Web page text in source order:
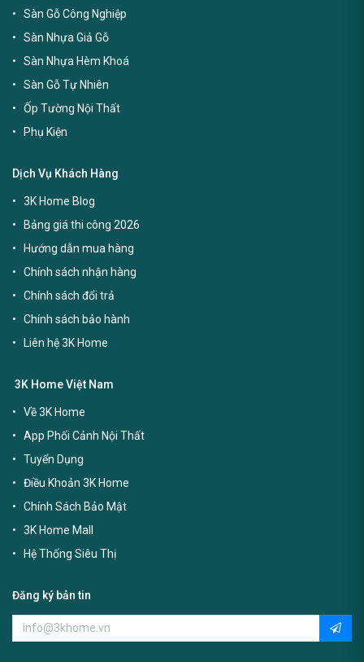
Sàn Gỗ Công Nghiệp
Sàn Nhựa Giả Gỗ
Sàn Nhựa Hèm Khoá
Sàn Gỗ Tự Nhiên
Ốp Tường Nội Thất
Phụ Kiện
Dịch Vụ Khách Hàng
3K Home Blog
Bảng giá thi công 2026
Hướng dẫn mua hàng
Chính sách nhận hàng
Chính sách đổi trả
Chính sách bảo hành
Liên hệ 3K Home
3K Home Việt Nam
Về 3K Home
App Phối Cảnh Nội Thất
Tuyển Dụng
Điều Khoản 3K Home
Chính Sách Bảo Mật
3K Home Mall
Hệ Thống Siêu Thị
Đăng ký bản tin